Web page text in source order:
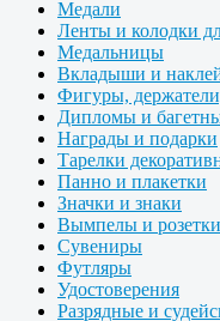
Медали
Ленты и колодки
Медальницы
Вкладыши и
Фигуры,
Дипломы и
Награды и подарки
Тарелки
Панно и плакетки
Значки и знаки
Вымпелы и розетки
Сувениры
Футляры
Удостоверения
Разрядные и